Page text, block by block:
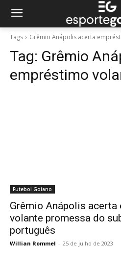
Tags Grêmio Anápolis acerta
Tag: Grêmio
empréstimo
Futebol Goiano
Grêmio Anápolis acerta
volante promessa do
português
Willian Rommel - 25 de julho de 2023